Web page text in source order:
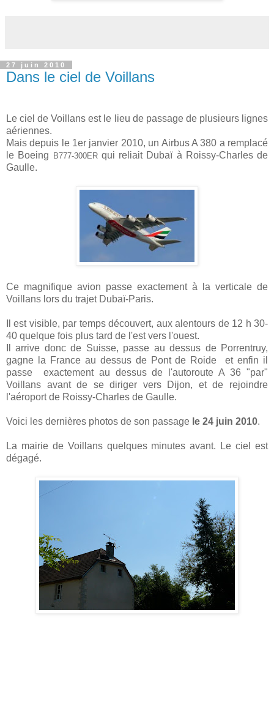
27 juin 2010
Dans le ciel de Voillans
Le ciel de Voillans est le lieu de passage de plusieurs lignes
aériennes.
Mais depuis le 1er janvier 2010, un Airbus A 380 a remplacé
le Boeing
B777-300ER qui reliait Dubaï à Roissy-Charles de
Gaulle.
Ce magnifique avion passe exactement à la verticale de
Voillans lors du trajet Dubaï-Paris.
Il est visible, par temps découvert, aux alentours de 12 h 30-
40 quelque fois plus tard de l'est vers l'ouest.
Il arrive donc de Suisse, passe au dessus de Porrentruy,
gagne la France au dessus de Pont de Roide et enfin il
passe exactement au dessus de l'autoroute A 36 "par"
Voillans avant de se diriger vers Dijon, et de rejoindre
l'aéroport de Roissy-Charles de Gaulle.
Voici les dernières photos de son passage le 24 juin 2010.
La mairie de Voillans quelques minutes avant. Le ciel est
dégagé.